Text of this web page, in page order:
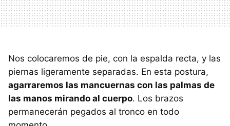
Nos colocaremos de pie, con la espalda recta, y las
piernas ligeramente separadas. En esta postura,
agarraremos las mancuernas con las palmas de
las manos mirando al cuerpo. Los brazos
permanecerán pegados al tronco en todo